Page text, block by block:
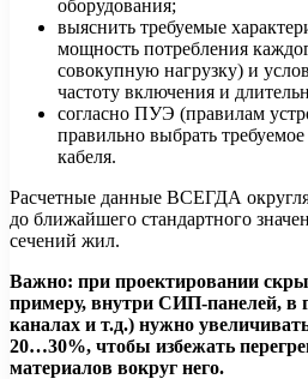
оборудования;
выяснить требуемые
мощность потребления
совокупную нагрузку) и
частоту включения и
согласно ПУЭ (правилам
правильно выбрать
кабеля.
Расчетные данные ВСЕГДА
до ближайшего стандартного
сечений жил.
Важно: при проектировании
примеру, внутри СИП-панелей, в
каналах и т.д.) нужно
20…30%, чтобы избежать
материалов вокруг него.